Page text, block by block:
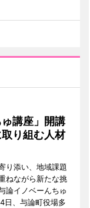
ゅ講座」開講
り組む人材
り添い、地域課題
ねながら新たな挑
論イノベーんちゅ
日、与論町役場多